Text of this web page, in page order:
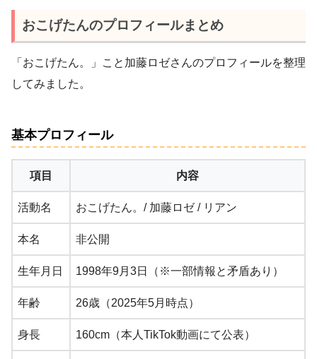
おこげたんのプロフィールまとめ
「おこげたん。」こと加藤ロゼさんのプロフィールを整理
してみました。
基本プロフィール
項目 内容
活動名 おこげたん。/ 加藤ロゼ / リアン
本名 非公開
生年月日 1998年9月3日（※一部情報と矛盾あり）
年齢 26歳（2025年5月時点）
身長 160cm（本人TikTok動画にて公表）